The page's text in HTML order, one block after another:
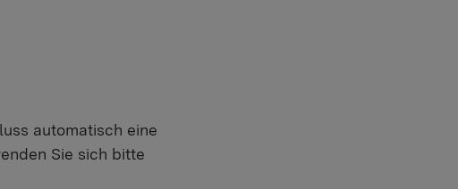
automatisch eine
Sie sich bitte